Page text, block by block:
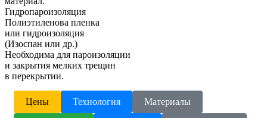
Гидропароизоляция
Полиэтиленова пленка
или гидроизоляция
(Изоспан или др.)
Необходима для пароизоляции
и закрытия мелких трещин
в перекрытии.
Цены Технология Материалы